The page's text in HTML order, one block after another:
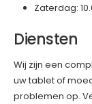
Zaterdag:
Diensten
Wij zijn een
uw tablet of
problemen op.